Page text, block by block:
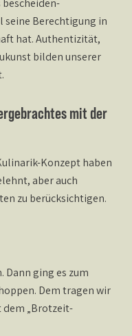
bescheiden-
seine Berechtigung in
hat. Authentizität,
bilden unserer
mit der
Konzept haben
aber auch
zu berücksichtigen.
Dann ging es zum
Dem tragen wir
dem „Brotzeit-